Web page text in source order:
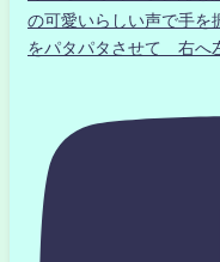
の可愛いらしい声で手
をパタパタさせて 右へ